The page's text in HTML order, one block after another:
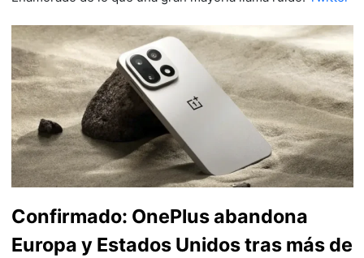
Confirmado: OnePlus abandona
Europa y Estados Unidos tras más de